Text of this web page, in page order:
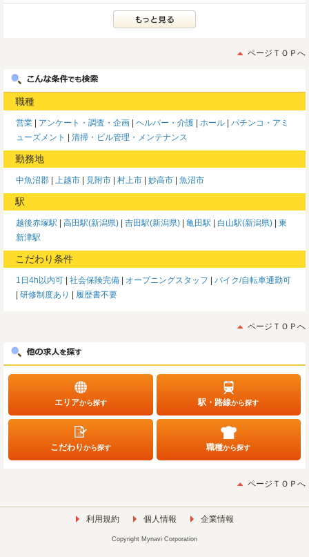
ページＴＯＰへ
職種
営業 アンケート・調査・企画 ヘルパー・介護 ホール
パチンコ・アミ
ューズメント
清掃・ビル管理・メンテナンス
勤務地
中魚沼郡 上越市 見附市 村上市 妙高市 魚沼市
駅
越後赤塚駅 高田駅(新潟県) 吉田駅(新潟県) 亀田駅 白山駅(新潟県)
東
新津駅
こだわり条件
1日4h以内可 社会保険完備 オープニングスタッフ
バイク/自転車通勤可
研修制度あり
履歴書不要
ページＴＯＰへ
エリアから探す 駅・路線から探す
こだわりから探す 職種から探す
ページＴＯＰへ
利用規約 個人情報 企業情報
Copyright Mynavi Corporation